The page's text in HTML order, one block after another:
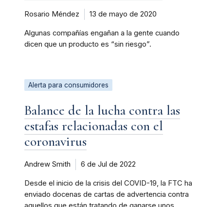
Rosario Méndez 13 de mayo de 2020
Algunas compañías engañan a la gente cuando
dicen que un producto es “sin riesgo”.
Alerta para consumidores
Balance de la lucha contra las
estafas relacionadas con el
coronavirus
Andrew Smith 6 de Jul de 2022
Desde el inicio de la crisis del COVID-19, la FTC ha
enviado docenas de cartas de advertencia contra